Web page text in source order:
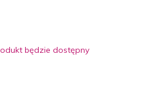
będzie dostępny